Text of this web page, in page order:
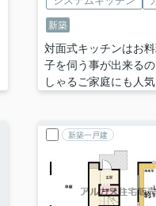
新築
対面式キッチンはお
子を伺う事が出来る
しゃるご家庭にも人
新築一戸建